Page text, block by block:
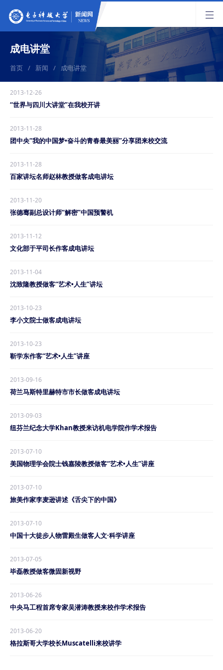
成电讲堂
首页 / 新闻 / 成电讲堂
2013-12-26
“世界与四川大讲堂”在我校开讲
2013-11-28
团中央“我的中国梦•奋斗的青春最美丽”分享团来校交流
2013-11-28
百家讲坛名师赵林教授做客成电讲坛
2013-11-20
张德骞副总设计师“解密”中国预警机
2013-11-12
文化部于平司长作客成电讲坛
2013-11-04
沈致隆教授做客“艺术•人生”讲坛
2013-10-23
李小文院士做客成电讲坛
2013-10-23
靳学东作客“艺术•人生”讲座
2013-09-16
荷兰马斯特里赫特市市长做客成电讲坛
2013-09-03
纽芬兰纪念大学Khan教授来访机电学院作学术报告
2013-07-10
美国物理学会院士钱嘉陵教授做客“艺术•人生”讲座
2013-07-10
旅美作家李麦逊讲述《舌尖下的中国》
2013-07-10
中国十大徒步人物雷殿生做客人文·科学讲座
2013-07-05
毕磊教授做客微固新视野
2013-06-26
中央马工程首席专家吴潜涛教授来校作学术报告
2013-06-20
格拉斯哥大学校长Muscatelli来校讲学